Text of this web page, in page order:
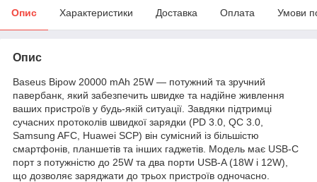
Опис Характеристики Доставка Оплата Умови
Опис
Baseus Bipow 20000 mAh 25W — потужний та зручний
павербанк, який забезпечить швидке та надійне живлення
ваших пристроїв у будь-якій ситуації. Завдяки підтримці
сучасних протоколів швидкої зарядки (PD 3.0, QC 3.0,
Samsung AFC, Huawei SCP) він сумісний із більшістю
смартфонів, планшетів та інших гаджетів. Модель має USB-C
порт з потужністю до 25W та два порти USB-A (18W і 12W),
що дозволяє заряджати до трьох пристроїв одночасно.